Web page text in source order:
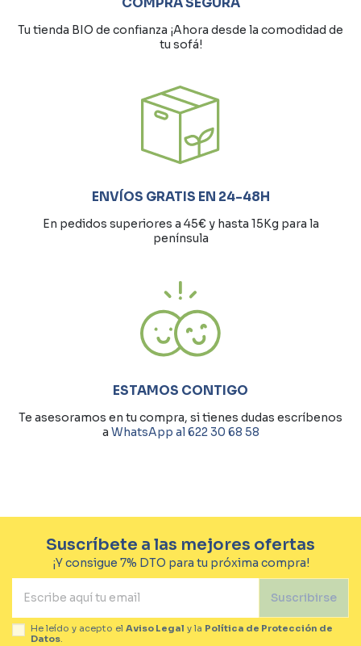
Tu tienda BIO de confianza ¡Ahora desde la comodidad de
tu sofá!
ENVÍOS GRATIS EN 24-48H
En pedidos superiores a 45€ y hasta 15Kg para la
península
ESTAMOS CONTIGO
Te asesoramos en tu compra, si tienes dudas escríbenos
a WhatsApp al 622 30 68 58
Suscríbete a las mejores ofertas
¡Y consigue 7% DTO para tu próxima compra!
Suscribirse
He leído y acepto el Aviso Legal y la Política de Protección de
Datos.